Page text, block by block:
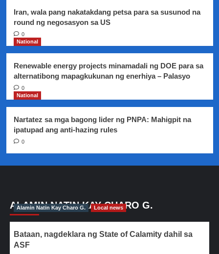
Iran, wala pang nakatakdang petsa para sa susunod na
round ng negosasyon sa US
0
National
Renewable energy projects minamadali ng DOE para sa
alternatibong mapagkukunan ng enerhiya – Palasyo
0
National
Nartatez sa mga bagong lider ng PNPA: Mahigpit na
ipatupad ang anti-hazing rules
0
ALAMIN NATIN KAY CHARO G.
Alamin Natin Kay Charo G. Local news
Bataan, nagdeklara ng State of Calamity dahil sa
ASF